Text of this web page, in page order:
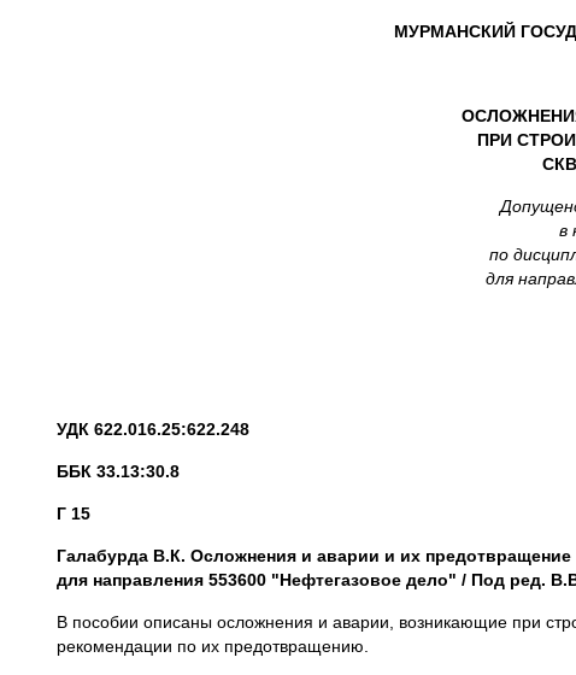
МУРМАНСКИЙ
ПРИ
в
по
для
УДК 622.016.25:622.248
ББК 33.13:30.8
Г 15
Галабурда В.К. Осложнения и аварии и их
для направления 553600 "Нефтегазовое дело" / Под ред.
В пособии описаны осложнения и аварии, возникающие при
рекомендации по их предотвращению.